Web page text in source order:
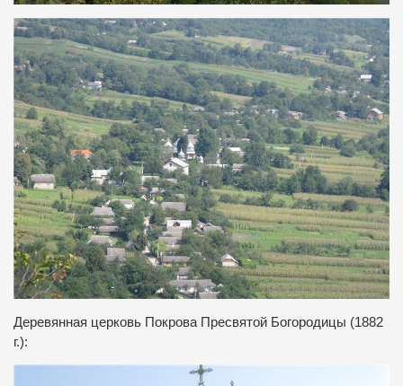
Деревянная церковь Покрова Пресвятой Богородицы (1882
г.):